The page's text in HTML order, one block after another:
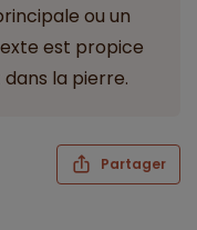
ou un
est propice
la pierre.
Partager